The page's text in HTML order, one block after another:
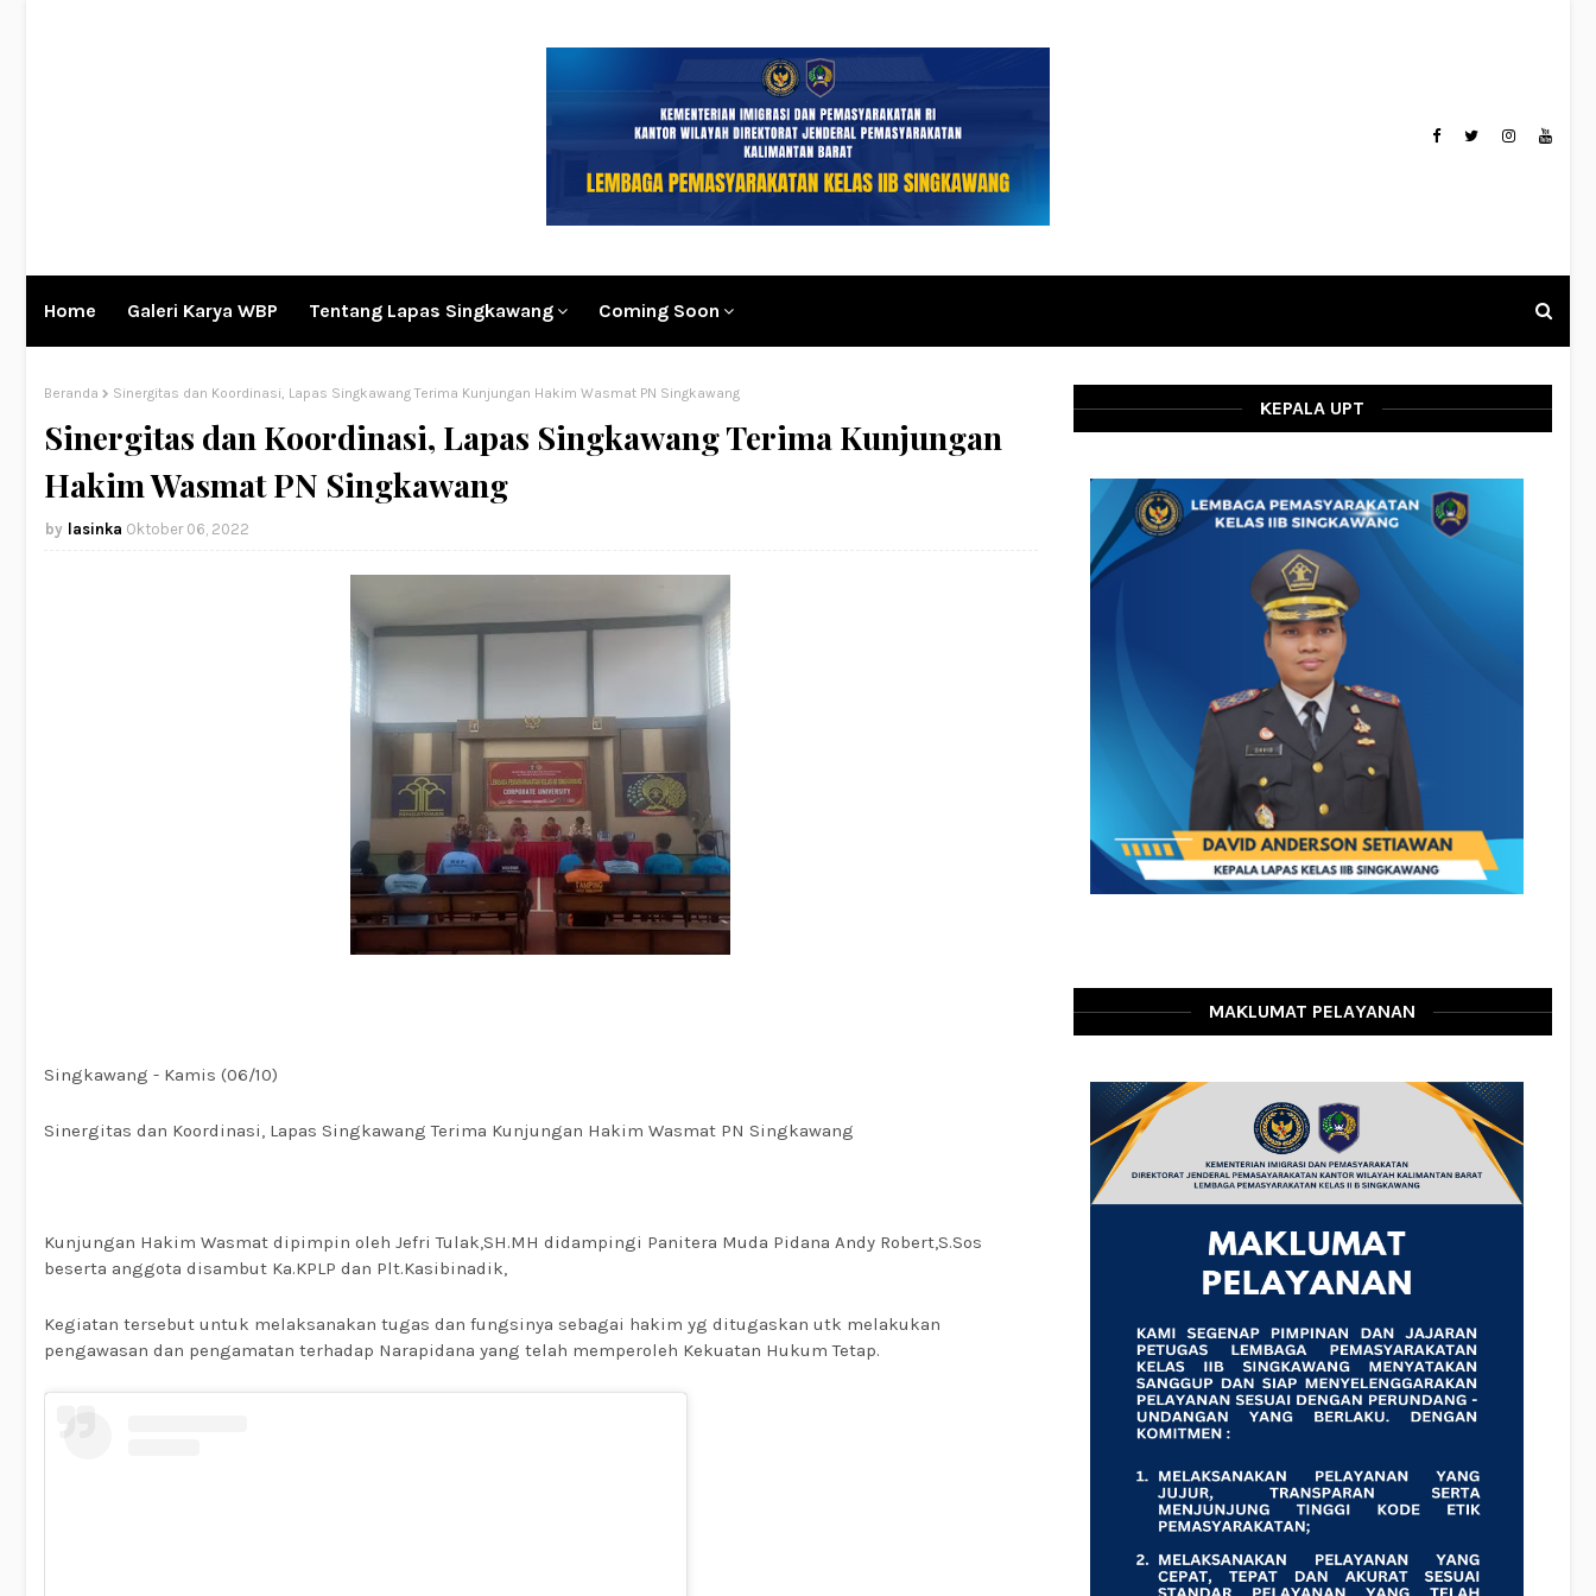
Home Galeri Karya WBP Tentang Lapas Singkawang Coming Soon
Beranda Sinergitas dan Koordinasi, Lapas Singkawang Terima Kunjungan Hakim Wasmat PN Singkawang
Sinergitas dan Koordinasi, Lapas Singkawang Terima Kunjungan
Hakim Wasmat PN Singkawang
lasinka Oktober 06, 2022
Singkawang - Kamis (06/10)
Sinergitas dan Koordinasi, Lapas Singkawang Terima Kunjungan Hakim Wasmat PN Singkawang
Kunjungan Hakim Wasmat dipimpin oleh Jefri Tulak,SH.MH didampingi Panitera Muda Pidana Andy Robert,S.Sos
beserta anggota disambut Ka.KPLP dan Plt.Kasibinadik,
Kegiatan tersebut untuk melaksanakan tugas dan fungsinya sebagai hakim yg ditugaskan utk melakukan
pengawasan dan pengamatan terhadap Narapidana yang telah memperoleh Kekuatan Hukum Tetap.
KEPALA UPT
MAKLUMAT PELAYANAN